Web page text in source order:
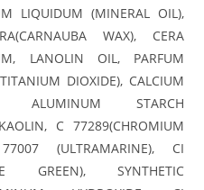
LIQUIDUM (MINERAL OIL),
WAX), CERA
LANOLIN OIL, PARFUM
DIOXIDE), CALCIUM
ALUMINUM STARCH
C 77289(CHROMIUM
(ULTRAMARINE), CI
GREEN), SYNTHETIC